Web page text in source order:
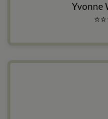
Yvonne
⭐⭐